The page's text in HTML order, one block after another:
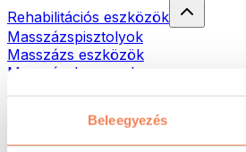
Beleegyezés
Rehabilitációs eszközök
Masszázspisztolyok
Masszázs eszközök
Masszázshengerek
Táskák & hátizsákok